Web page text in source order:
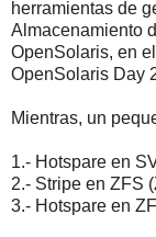
herramientas de
Almacenamiento
OpenSolaris, en el
OpenSolaris Day
Mientras, un
1.- Hotspare en
2.- Stripe en ZFS
3.- Hotspare en